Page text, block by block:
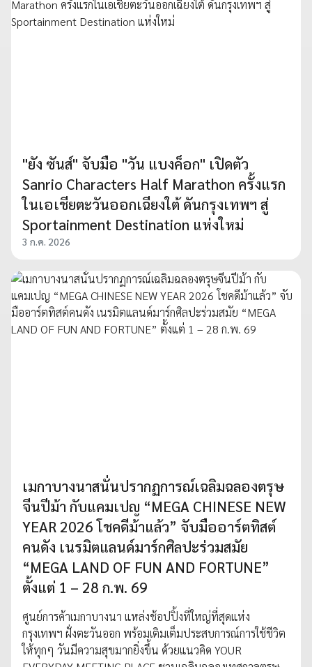
"ยัง ซันส์" จับมือ "วัน แบงค็อก" เปิดตัว
Sanrio Characters Half Marathon ครั้งแรก
ในเอเชียตะวันออกเฉียงใต้ ดันกรุงเทพฯ สู่
Sportainment Destination แห่งใหม่
3 ก.ค. 2026
เมกาบางนาสนั่นปรากฏการณ์เฉลิมฉลองตรุษ
จีนปีม้า กับแคมเปญ “MEGA CHINESE NEW
YEAR 2026 โชคดีม้าแล้ว” จับมืออาร์ตทิสต์
คนดัง เนรมิตแลนด์มาร์กศิลปะร่วมสมัย
“MEGA LAND OF FUN AND FORTUNE”
ตั้งแต่ 1 – 28 ก.พ. 69
ศูนย์การค้าเมกาบางนา แหล่งช้อปปิ้งที่ใหญ่ที่สุดแห่ง
กรุงเทพฯ ฝั่งตะวันออก พร้อมเติมเต็มประสบการณ์การใช้ชีวิต
ให้ทุกๆ วันมีความสุขมากยิ่งขึ้น ด้วยแนวคิด YOUR